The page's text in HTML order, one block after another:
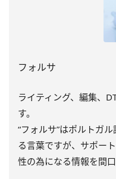
フォルサ
ライティング、編集、
す。
“フォルサ”はポルトガ
る言葉ですが、サポー
性の為になる情報を間